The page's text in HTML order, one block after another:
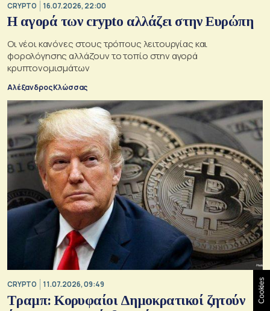
CRYPTO 16.07.2026, 22:00
Η αγορά των crypto αλλάζει στην Ευρώπη
Οι νέοι κανόνες στους τρόπους λειτουργίας και
φορολόγησης αλλάζουν το τοπίο στην αγορά
κρυπτονομισμάτων
Αλέξανδρος Κλώσσας
CRYPTO 11.07.2026, 09:49
Τραμπ: Κορυφαίοι Δημοκρατικοί ζητούν
Cookies